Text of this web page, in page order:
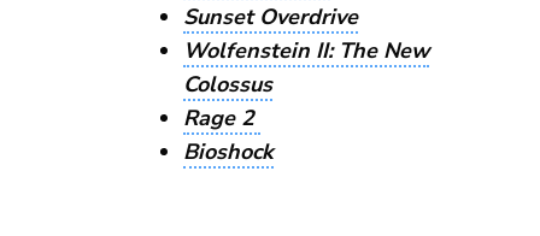
Sunset Overdrive
Wolfenstein II: The New
Colossus
Rage 2
Bioshock